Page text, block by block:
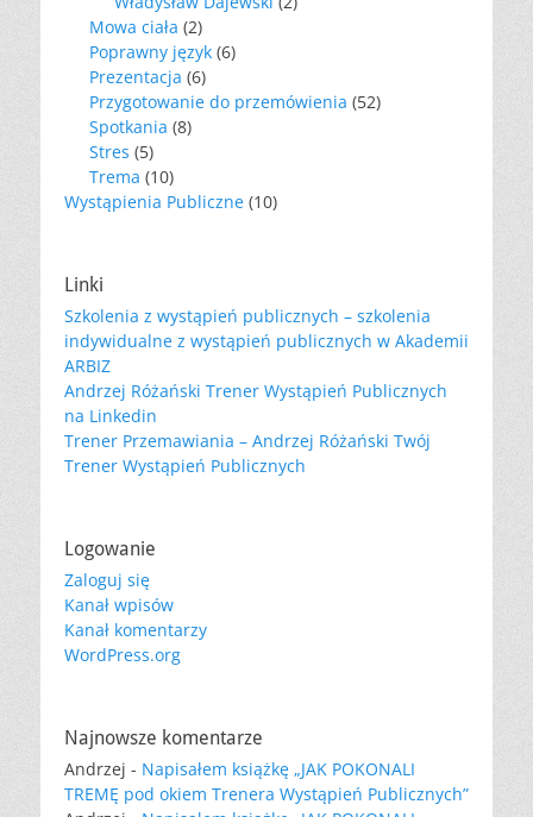
Mowa ciała (2)
Poprawny język (6)
Prezentacja (6)
Przygotowanie do przemówienia (52)
Spotkania (8)
Stres (5)
Trema (10)
Wystąpienia Publiczne (10)
Linki
Szkolenia z wystąpień publicznych – szkolenia
indywidualne z wystąpień publicznych w Akademii
ARBIZ
Andrzej Różański Trener Wystąpień Publicznych
na Linkedin
Trener Przemawiania – Andrzej Różański Twój
Trener Wystąpień Publicznych
Logowanie
Zaloguj się
Kanał wpisów
Kanał komentarzy
WordPress.org
Najnowsze komentarze
Andrzej - Napisałem książkę „JAK POKONALI
TREMĘ pod okiem Trenera Wystąpień Publicznych”